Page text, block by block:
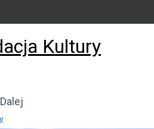
Kultury